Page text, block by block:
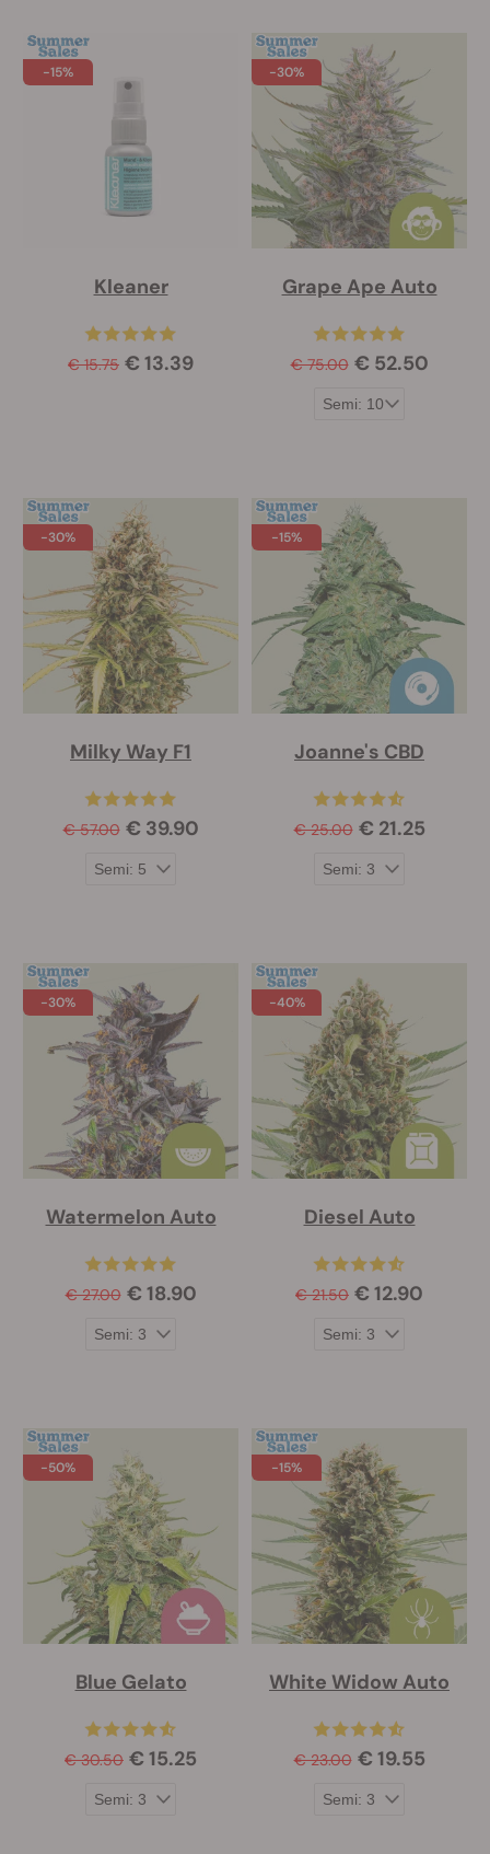
-15%
Kleaner
€ 15.75 € 13.39
-30%
Grape Ape Auto
€ 75.00 € 52.50
-30%
Milky Way F1
€ 57.00 € 39.90
-15%
Joanne's CBD
€ 25.00 € 21.25
-30%
Watermelon Auto
€ 27.00 € 18.90
-40%
Diesel Auto
€ 21.50 € 12.90
-50%
Blue Gelato
€ 30.50 € 15.25
-15%
White Widow Auto
€ 23.00 € 19.55